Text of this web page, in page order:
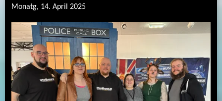
Monatg, 14. April 2025